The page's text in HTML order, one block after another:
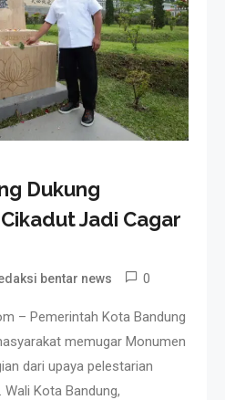
Dukung
Jadi Cagar
bentar news 0
– Pemerintah Kota Bandung
memugar Monumen
dari upaya pelestarian
Kota Bandung,